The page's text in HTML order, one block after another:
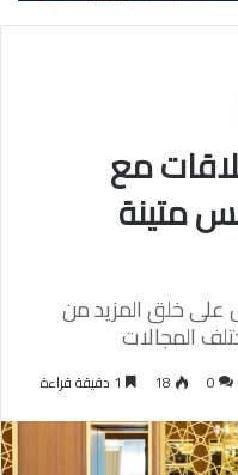
مع
متينة
على خلق المزيد من
المجالات
0
18